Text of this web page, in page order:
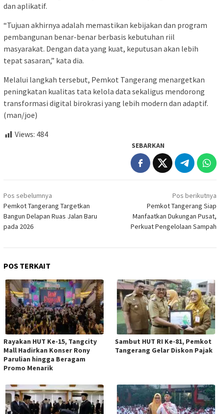
dan aplikatif.
“Tujuan akhirnya adalah memastikan kebijakan dan program
pembangunan benar-benar berbasis kebutuhan riil
masyarakat. Dengan data yang kuat, keputusan akan lebih
tepat sasaran,” kata dia.
Melalui langkah tersebut, Pemkot Tangerang menargetkan
peningkatan kualitas tata kelola data sekaligus mendorong
transformasi digital birokrasi yang lebih modern dan adaptif.
(man/joe)
Views: 484
SEBARKAN
Navigasi
pos
Pos sebelumnya
Pemkot Tangerang Targetkan
Bangun Delapan Ruas Jalan Baru
pada 2026
Pos berikutnya
Pemkot Tangerang Siap
Manfaatkan Dukungan Pusat,
Perkuat Pengelolaan Sampah
POS TERKAIT
Rayakan HUT Ke-15, Tangcity
Mall Hadirkan Konser Rony
Parulian hingga Beragam
Promo Menarik
Sambut HUT RI Ke-81, Pemkot
Tangerang Gelar Diskon Pajak